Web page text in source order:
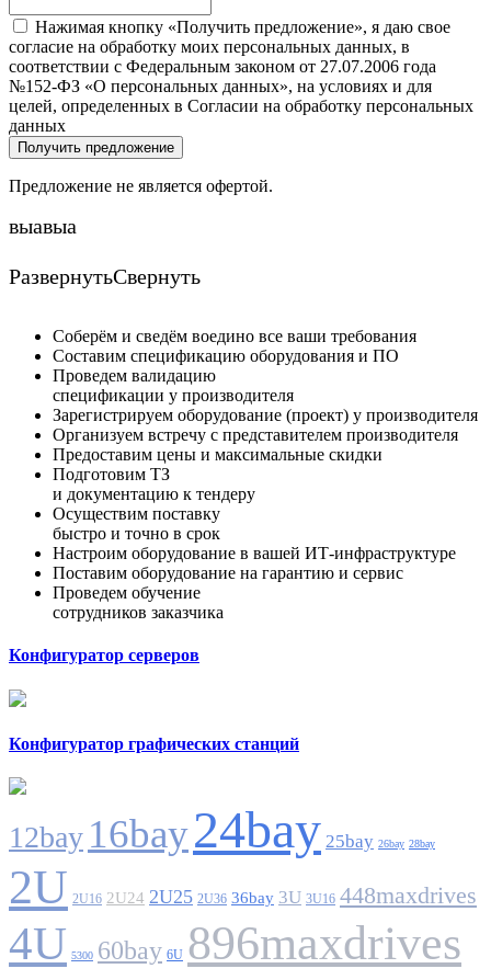
Нажимая кнопку «Получить предложение», я даю свое
согласие на обработку моих персональных данных, в
соответствии с Федеральным законом от 27.07.2006 года
№152-ФЗ «О персональных данных», на условиях и для
целей, определенных в Согласии на обработку персональных
данных
Получить предложение
Предложение не является офертой.
выавыа
РазвернутьСвернуть
Соберём и сведём воедино все ваши требования
Составим спецификацию оборудования и ПО
Проведем валидацию
спецификации у производителя
Зарегистрируем оборудование (проект) у производителя
Организуем встречу с представителем производителя
Предоставим цены и максимальные скидки
Подготовим ТЗ
и документацию к тендеру
Осуществим поставку
быстро и точно в срок
Настроим оборудование в вашей ИТ-инфраструктуре
Поставим оборудование на гарантию и сервис
Проведем обучение
сотрудников заказчика
Конфигуратор серверов
Конфигуратор графических станций
12bay 16bay24bay 25bay 26bay 28bay
2U 2U16 2U24 2U25 2U36 36bay 3U 3U16 448maxdrives
4U 5300 60bay 6U 896maxdrives